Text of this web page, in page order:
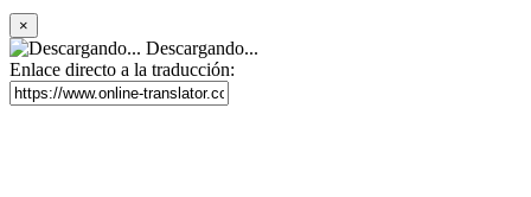
×
Descargando...
Enlace directo a la traducción: